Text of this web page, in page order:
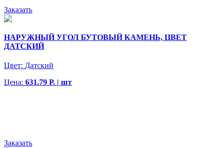
Заказать
НАРУЖНЫЙ УГОЛ БУТОВЫЙ КАМЕНЬ, ЦВЕТ
ДАТСКИЙ
Цвет: Датский
Цена: 631.79 Р. | шт
Заказать